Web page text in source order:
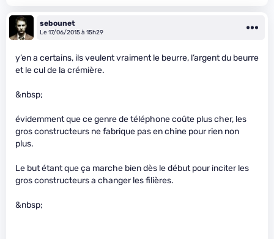
sebounet
Le 17/06/2015 à 15h29
y’en a certains, ils veulent vraiment le beurre, l’argent du beurre
et le cul de la crémière.
&nbsp;
évidemment que ce genre de téléphone coûte plus cher, les
gros constructeurs ne fabrique pas en chine pour rien non
plus.
Le but étant que ça marche bien dès le début pour inciter les
gros constructeurs a changer les filières.
&nbsp;